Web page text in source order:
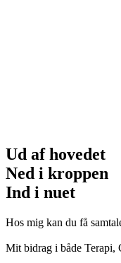
Ud af hovedet
Ned i kroppen
Ind i nuet
Hos mig kan du få
Mit bidrag i både Terapi,